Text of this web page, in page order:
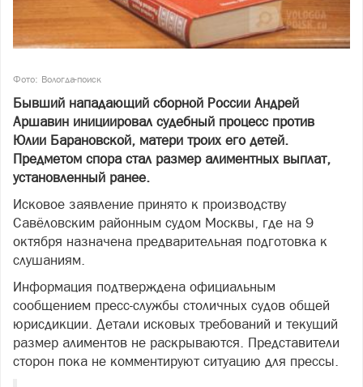
Фото: Вологда-поиск
Бывший нападающий сборной России Андрей
Аршавин инициировал судебный процесс против
Юлии Барановской, матери троих его детей.
Предметом спора стал размер алиментных выплат,
установленный ранее.
Исковое заявление принято к производству
Савёловским районным судом Москвы, где на 9
октября назначена предварительная подготовка к
слушаниям.
Информация подтверждена официальным
сообщением пресс-службы столичных судов общей
юрисдикции. Детали исковых требований и текущий
размер алиментов не раскрываются. Представители
сторон пока не комментируют ситуацию для прессы.